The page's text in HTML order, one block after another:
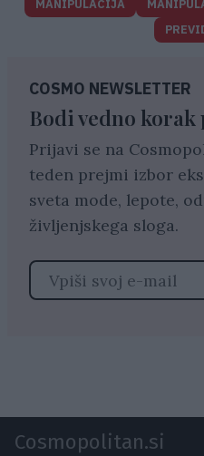
MANIPULACIJA
COSMO NEWSLETTER
Bodi vedno
Prijavi se na
teden prejmi izbor
sveta mode, lepote,
življenjskega sloga.
Cosmopolitan.si